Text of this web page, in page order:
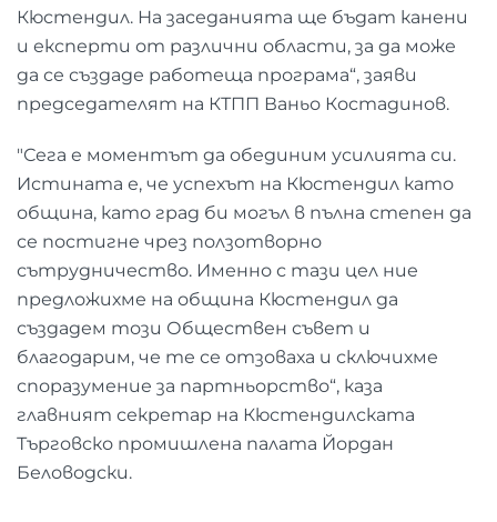
Кюстендил. На заседанията ще бъдат канени
и експерти от различни области, за да може
да се създаде работеща програма“, заяви
председателят на КТПП Ваньо Костадинов.
"Сега е моментът да обединим усилията си.
Истината е, че успехът на Кюстендил като
община, като град би могъл в пълна степен да
се постигне чрез ползотворно
сътрудничество. Именно с тази цел ние
предложихме на община Кюстендил да
създадем този Обществен съвет и
благодарим, че те се отзоваха и сключихме
споразумение за партньорство“, каза
главният секретар на Кюстендилската
Търговско промишлена палата Йордан
Беловодски.